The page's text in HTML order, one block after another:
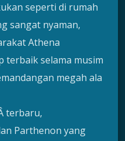
seperti di rumah
sangat nyaman,
Athena
terbaik selama musim
megah ala
terbaru,
Parthenon yang